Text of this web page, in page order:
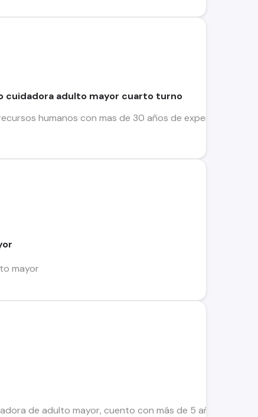
cuidadora adulto mayor cuarto turno
humanos con mas de 30 años de experiencia,
mayor
de adulto mayor, cuento con más de 5 años de